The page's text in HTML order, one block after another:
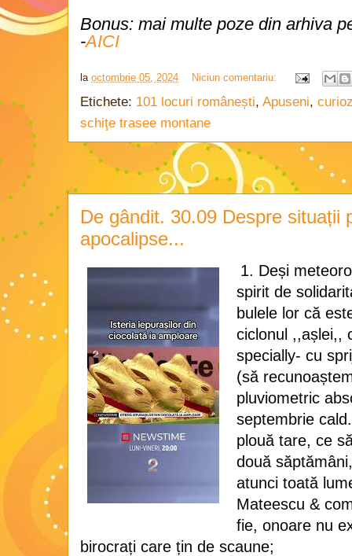
Bonus: mai multe poze din arhiva
-AICI
la octombrie 05, 2024 Niciun comentariu:
Etichete: 101 locuri românești, Apuseni,
schiţe trasee montane
De gândit. 30.09 Despre situații
apocalipse...
1. Deși
spirit de
bulele lor că
ciclonul ,,așlei,,
specially- cu
(să
pluviometric
septembrie
plouă tare, ce
două
atunci toată
Mateescu &
fie, onoare nu
birocrați care țin de scaune;